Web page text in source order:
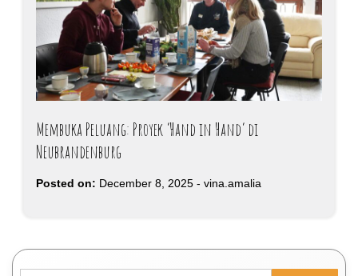
Membuka Peluang: Proyek ‘Hand in Hand’ di
Neubrandenburg
Posted on: December 8, 2025 - vina.amalia